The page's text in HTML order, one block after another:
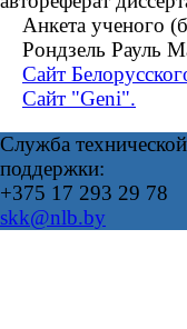
Анкета ученого
Рондзель Рауль
Сайт
Сайт "Geni".
Служба технической
поддержки:
+375 17 293 29 78
skk@nlb.by